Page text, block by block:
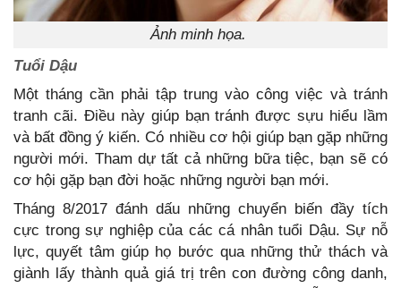
Ảnh minh họa.
Tuổi Dậu
Một tháng cần phải tập trung vào công việc và tránh
tranh cãi. Điều này giúp bạn tránh được sựu hiểu lầm
và bất đồng ý kiến. Có nhiều cơ hội giúp bạn gặp những
người mới. Tham dự tất cả những bữa tiệc, bạn sẽ có
cơ hội gặp bạn đời hoặc những người bạn mới.
Tháng 8/2017 đánh dấu những chuyển biến đầy tích
cực trong sự nghiệp của các cá nhân tuổi Dậu. Sự nỗ
lực, quyết tâm giúp họ bước qua những thử thách và
giành lấy thành quả giá trị trên con đường công danh,